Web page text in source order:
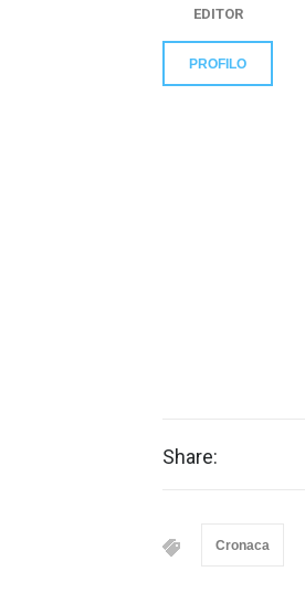
EDITOR
PROFILO
Share:
Cronaca